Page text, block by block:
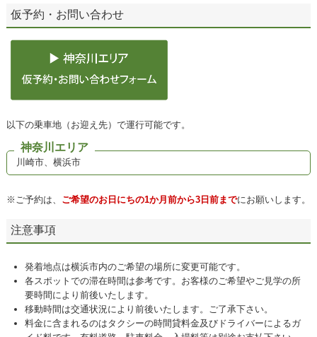
仮予約・お問い合わせ
以下の乗車地（お迎え先）で運行可能です。
神奈川エリア
川崎市、横浜市
※ご予約は、 ご希望のお日にちの1か月前から3日前までにお願いします。
注意事項
発着地点は横浜市内のご希望の場所に変更可能です。
各スポットでの滞在時間は参考です。お客様のご希望やご見学の所
要時間により前後いたします。
移動時間は交通状況により前後いたします。ご了承下さい。
料金に含まれるのはタクシーの時間貸料金及びドライバーによるガ